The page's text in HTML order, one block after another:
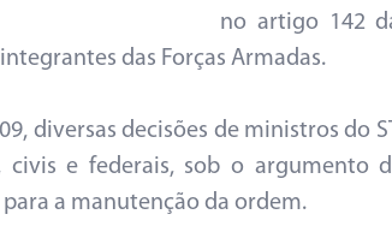
no artigo 142
das Forças Armadas.
diversas decisões de ministros do
civis e federais, sob o argumento
a manutenção da ordem.